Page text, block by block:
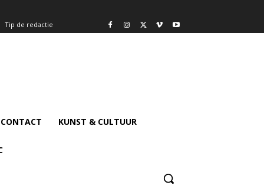
Tip de redactie
CONTACT KUNST & CULTUUR